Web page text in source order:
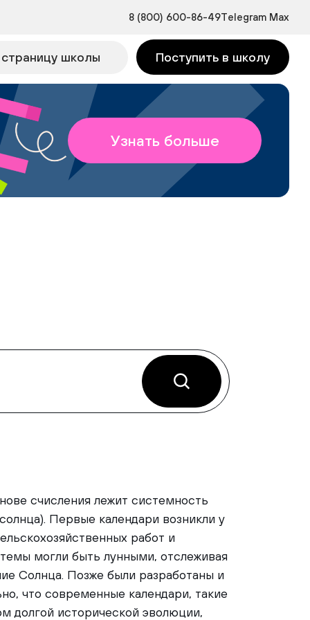
8 (800) 600-86-49Telegram Max
школы Поступить в школу
Узнать больше
счисления лежит системность
Первые календари возникли у
работ и
могли быть лунными, отслеживая
Солнца. Позже были разработаны и
что современные календари, такие
долгой исторической эволюции,